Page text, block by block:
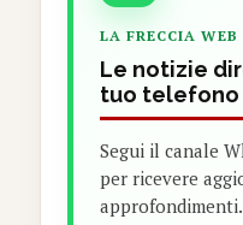
LA FRECCIA
Le notizie
tuo telefono
Segui il canale
per ricevere
approfondimenti.